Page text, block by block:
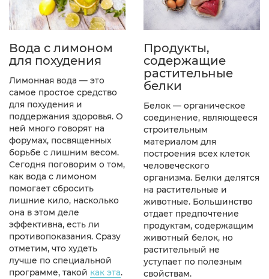
Вода с лимоном
для похудения
Лимонная вода — это
самое простое средство
для похудения и
поддержания здоровья. О
ней много говорят на
форумах, посвященных
борьбе с лишним весом.
Сегодня поговорим о том,
как вода с лимоном
помогает сбросить
лишние кило, насколько
она в этом деле
эффективна, есть ли
противопоказания. Сразу
отметим, что худеть
лучше по специальной
программе, такой как эта.
Продукты,
содержащие
растительные
белки
Белок — органическое
соединение, являющееся
строительным
материалом для
построения всех клеток
человеческого
организма. Белки делятся
на растительные и
животные. Большинство
отдает предпочтение
продуктам, содержащим
животный белок, но
растительный не
уступает по полезным
свойствам.